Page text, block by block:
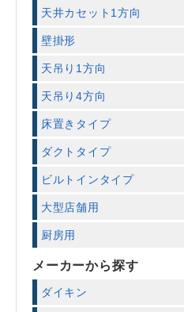
天井カセット1方向
壁掛形
天吊り1方向
天吊り4方向
床置きタイプ
ダクトタイプ
ビルトインタイプ
大型店舗用
厨房用
メーカーから探す
ダイキン